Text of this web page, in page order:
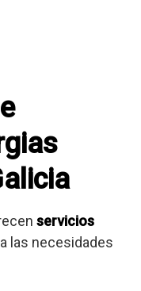
servicios
las necesidades